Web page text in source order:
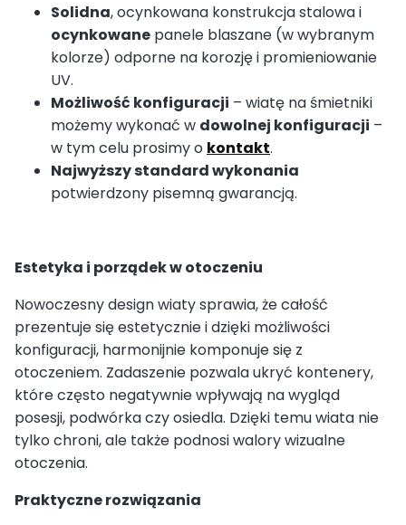
Solidna, ocynkowana konstrukcja stalowa i
ocynkowane panele blaszane (w wybranym
kolorze) odporne na korozję i promieniowanie
UV.
Możliwość konfiguracji – wiatę na śmietniki
możemy wykonać w dowolnej konfiguracji –
w tym celu prosimy o kontakt.
Najwyższy standard wykonania
potwierdzony pisemną gwarancją.
Estetyka i porządek w otoczeniu
Nowoczesny design wiaty sprawia, że całość
prezentuje się estetycznie i dzięki możliwości
konfiguracji, harmonijnie komponuje się z
otoczeniem. Zadaszenie pozwala ukryć kontenery,
które często negatywnie wpływają na wygląd
posesji, podwórka czy osiedla. Dzięki temu wiata nie
tylko chroni, ale także podnosi walory wizualne
otoczenia.
Praktyczne rozwiązania